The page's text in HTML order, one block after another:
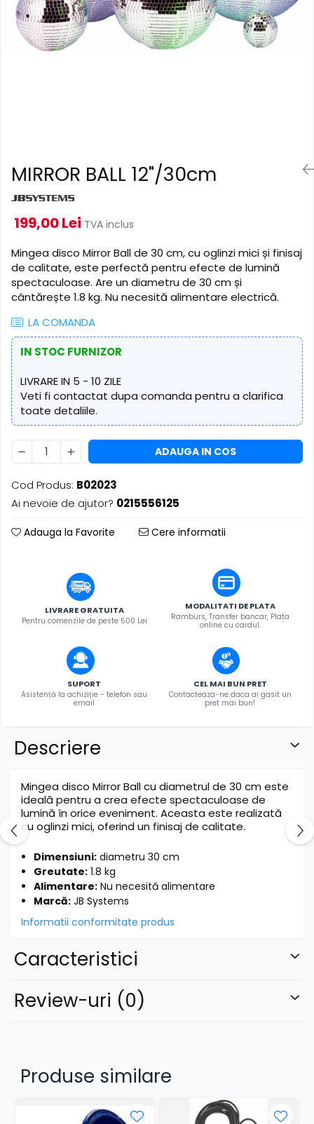
Accesorii Microfoane
Mixere audio
Amplificatoare
Playere Audio
MP3 & USB players
CD players
Amplificatoare
Căști
Sisteme asistență auditivă
Procesoare & Convertoare
Software DMX
Wireless DMX
Efecte de lumină
Lumină Arhitecturală
Decor
Cabluri și accesorii
Lămpi
​​Halogen
​​Descărcare
​​Lumină UV și neagră
Alimentare & Distribuție
Distribuitoare de putere
Dimmer & Switch Packs
Conectori
Conectori Pro
MIRROR BALL 12"/30cm
199,00 Lei TVA inclus
Mingea disco Mirror Ball de 30 cm, cu oglinzi mici și finisaj
de calitate, este perfectă pentru efecte de lumină
spectaculoase. Are un diametru de 30 cm și
cântărește 1.8 kg. Nu necesită alimentare electrică.
LA COMANDA
IN STOC FURNIZOR
LIVRARE IN 5 - 10 ZILE
Veti fi contactat dupa comanda pentru a clarifica
toate detaliile.
ADAUGA IN COS
Cod Produs: B02023
Ai nevoie de ajutor? 0215556125
Adauga la Favorite Cere informatii
LIVRARE GRATUITA
Pentru comenzile de peste 500 Lei
MODALITATI DE PLATA
Ramburs, Transfer bancar, Plata
online cu cardul.
SUPORT
Asistență la achiziție - telefon sau
email
CEL MAI BUN PRET
Contacteaza-ne daca ai gasit un
pret mai bun!
Descriere
Mingea disco Mirror Ball cu diametrul de 30 cm este
ideală pentru a crea efecte spectaculoase de
lumină în orice eveniment. Aceasta este realizată
cu oglinzi mici, oferind un finisaj de calitate.
Dimensiuni: diametru 30 cm
Greutate: 1.8 kg
Alimentare: Nu necesită alimentare
Marcă: JB Systems
Informatii conformitate produs
Caracteristici
Review-uri (0)
Produse similare